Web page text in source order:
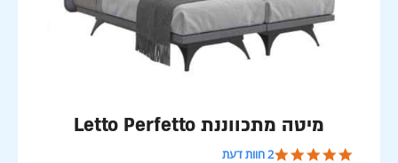
מיטה מתכווננת Letto Perfetto
5.0 star rating
2 חוות דעת